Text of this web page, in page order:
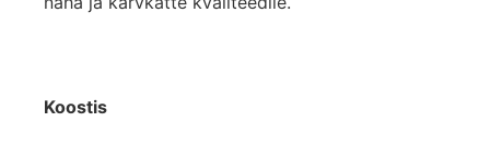
Koostis